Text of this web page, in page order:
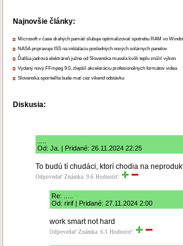
Najnovšie články:
Microsoft v čase drahých pamätí sľubuje optimalizovať spotrebu RAM vo
NASA pripravuje ISS na inštaláciu posledných nových solárnych panelov
Ďalšia jadrová elektráreň južne od Slovenska musela kvôli teplu znížiť výkon
Vydaný nový FFmpeg 9.0, zlepšil akceleráciu profesionálnych formátov videa
Slovenská sporiteľňa bude mať cez víkend odstávku
Diskusia:
Od: Ja. | Pridané: 26.11.2024 22:25
To budú tí chudáci, ktorí chodia na
Odpovedať Známka: 9.6 Hodnotiť:
Re: .....
Od: ririf | Pridané: 27.11.2024 2:00
work smart not hard
Odpovedať Známka: 6.1 Hodnotiť: